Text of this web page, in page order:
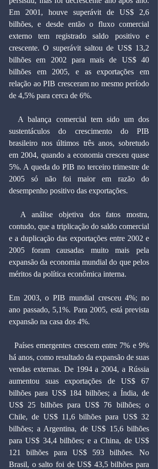
Em 2001, houve superávit de US$ 2,6
bilhões, e desde então o fluxo comercial
externo tem registrado saldo positivo e
crescente. O superávit saltou de US$ 13,2
bilhões em 2002 para mais de US$ 40
bilhões em 2005, e as exportações em
relação ao PIB cresceram no mesmo período
de 4,5% para cerca de 6%.
sustentáculos do crescimento do PIB
brasileiro nos últimos três anos, sobretudo
em 2004, quando a economia cresceu quase
5%. A queda do PIB no terceiro trimestre de
2005 só não foi maior em razão do
desempenho positivo das exportações.
contudo, que a triplicação do saldo comercial
e a duplicação das exportações entre 2002 e
2005 foram causadas muito mais pela
expansão da economia mundial do que pelos
méritos da política econômica interna.
Em 2003, o PIB mundial cresceu 4%; no
ano passado, 5,1%. Para 2005, está prevista
expansão na casa dos 4%.
há anos, como resultado da expansão de suas
vendas externas. De 1994 a 2004, a Rússia
aumentou suas exportações de US$ 67
bilhões para US$ 184 bilhões; a Índia, de
US$ 25 bilhões para US$ 76 bilhões; o
Chile, de US$ 11,6 bilhões para US$ 32
bilhões; a Argentina, de US$ 15,6 bilhões
para US$ 34,4 bilhões; e a China, de US$
121 bilhões para US$ 593 bilhões. No
Brasil, o salto foi de US$ 43,5 bilhões para